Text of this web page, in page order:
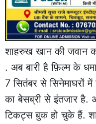
शाहरुख खान की जवान
. अब बारी है फ़िल्म के
7 सितंबर से सिनेमाघरों
का बेसब्री से इंतजार है.
टिकट्स बुक हो चुके हैं.